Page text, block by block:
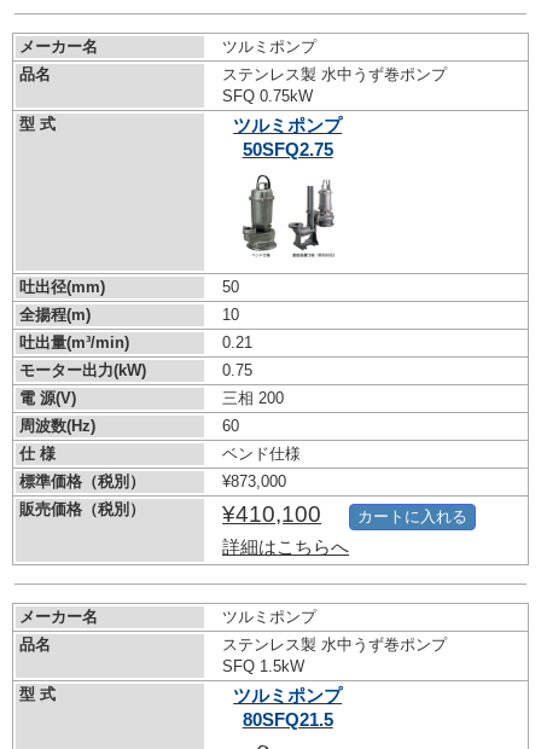
メーカー名
ツルミポンプ
品名
ステンレス製 水中うず巻ポンプ
SFQ 0.75kW
型 式
ツルミポンプ
50SFQ2.75
吐出径(mm)
50
全揚程(m)
10
吐出量(m³/min)
0.21
モーター出力(kW)
0.75
電 源(V)
三相 200
周波数(Hz)
60
仕 様
ベンド仕様
標準価格（税別）
¥873,000
販売価格（税別）
¥410,100
詳細はこちらへ
カートに入れる
メーカー名
ツルミポンプ
品名
ステンレス製 水中うず巻ポンプ
SFQ 1.5kW
型 式
ツルミポンプ
80SFQ21.5